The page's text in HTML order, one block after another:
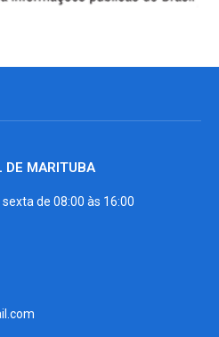
DE MARITUBA
de 08:00 às 16:00